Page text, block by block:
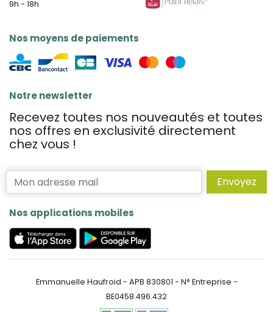
9h - 18h
Nos moyens de paiements
Notre newsletter
Recevez toutes nos nouveautés et toutes
nos offres en exclusivité directement
chez vous !
Envoyez
Nos applications mobiles
Emmanuelle Haufroid - APB 830801 - N° Entreprise -
BE0458.496.432